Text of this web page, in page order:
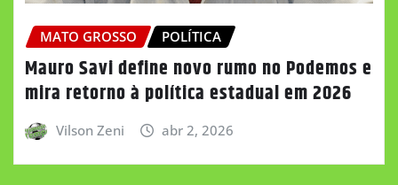
MATO GROSSO POLÍTICA
Mauro Savi define novo rumo no Podemos e
mira retorno à política estadual em 2026
Vilson Zeni abr 2, 2026